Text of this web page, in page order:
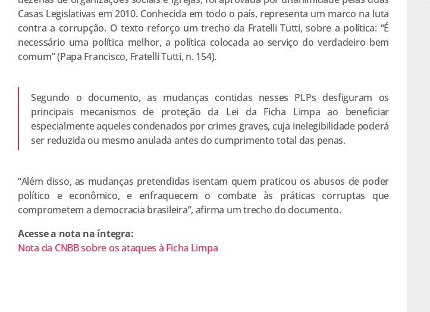
Casas Legislativas em 2010. Conhecida em todo o país, representa um marco na luta
contra a corrupção. O texto reforço um trecho da Fratelli Tutti, sobre a política: “É
necessário uma política melhor, a política colocada ao serviço do verdadeiro bem
comum” (Papa Francisco, Fratelli Tutti, n. 154).
Segundo o documento, as mudanças contidas nesses PLPs desfiguram os
principais mecanismos de proteção da Lei da Ficha Limpa ao beneficiar
especialmente aqueles condenados por crimes graves, cuja inelegibilidade poderá
ser reduzida ou mesmo anulada antes do cumprimento total das penas.
“Além disso, as mudanças pretendidas isentam quem praticou os abusos de poder
político e econômico, e enfraquecem o combate às práticas corruptas que
comprometem a democracia brasileira”, afirma um trecho do documento.
Acesse a nota na íntegra:
Nota da CNBB sobre os ataques à Ficha Limpa